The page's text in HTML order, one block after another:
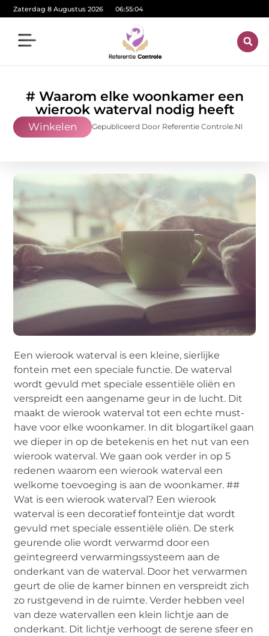
Zaterdag 8 Augustus 2026 06:55:05
# Waarom elke woonkamer een
wierook waterval nodig heeft
Winkelen Gepubliceerd Door Referentie Controle.nl
Een wierook waterval is een kleine, sierlijke
fontein met een speciale functie. De waterval
wordt gevuld met speciale essentiële oliën en
verspreidt een aangename geur in de lucht. Dit
maakt de wierook waterval tot een echte must-
have voor elke woonkamer. In dit blogartikel gaan
we dieper in op de betekenis en het nut van een
wierook waterval. We gaan ook verder in op 5
redenen waarom een wierook waterval een
welkome toevoeging is aan de woonkamer. ##
Wat is een wierook waterval? Een wierook
waterval is een decoratief fonteintje dat wordt
gevuld met speciale essentiële oliën. De sterk
geurende olie wordt verwarmd door een
geïntegreerd verwarmingssysteem aan de
onderkant van de waterval. Door het verwarmen
geurt de olie de kamer binnen en verspreidt zich
zo rustgevend in de ruimte. Verder hebben veel
van deze watervallen een klein lichtje aan de
onderkant. Dit lichtje verhoogt de serene sfeer en